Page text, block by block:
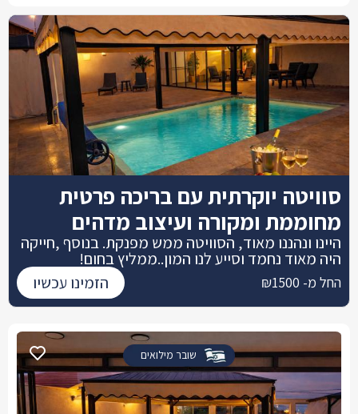
שובר מילואים
סוויטה יוקרתית עם בריכה פרטית
מחוממת ומקורה ועיצוב מדהים
היינו ונהננו מאוד, הסוויטה ממש מפנקת. בנוסף ,חייקה
היה מאוד נחמד וסייע לנו המון..ממליץ בחום!
החל מ- ₪1500 הזמינו עכשיו